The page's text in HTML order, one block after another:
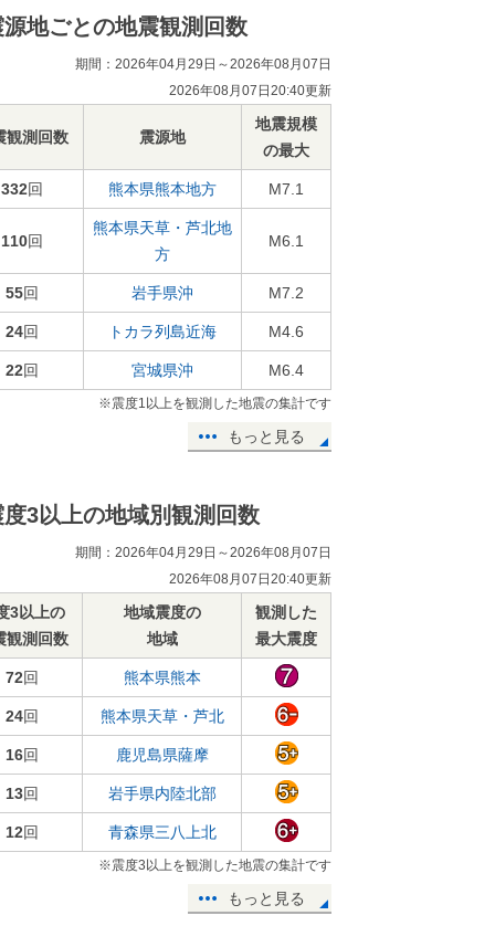
源地ごとの地震観測回数
期間：2026年04月29日～2026年08月07日
2026年08月07日20:40更新
観測回数 震源地
地震規模
の最大
332回 熊本県熊本地方 M7.1
110回
熊本県天草・芦北地
方
M6.1
55回 岩手県沖 M7.2
24回 トカラ列島近海 M4.6
22回 宮城県沖 M6.4
※震度1以上を観測した地震の集計です
もっと見る
度3以上の地域別観測回数
期間：2026年04月29日～2026年08月07日
2026年08月07日20:40更新
3以上の
観測回数
地域震度の
地域
観測した
最大震度
72回 熊本県熊本
24回 熊本県天草・芦北
16回 鹿児島県薩摩
13回 岩手県内陸北部
12回 青森県三八上北
※震度3以上を観測した地震の集計です
もっと見る